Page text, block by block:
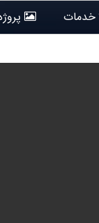
خدمات